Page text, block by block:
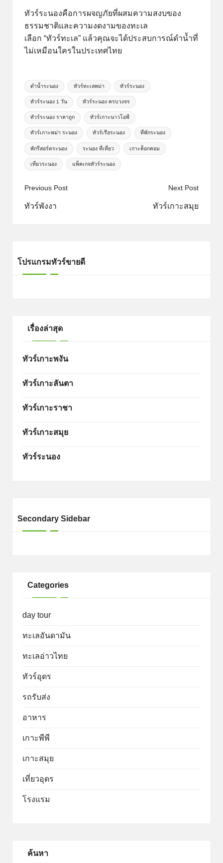
ทัวร์ระนองคือการผจญภัยที่ผสมความสงบของ
ธรรมชาติและความงดงามของทะเล
เลือก “ทัวร์ทะเล” แล้วคุณจะได้ประสบการณ์ดำน้ำที่
ไม่เหมือนใครในประเทศไทย
Tags:
ดำน้ำระนอง ทัวร์ทะเลพม่า ทัวร์ระนอง
ทัวร์ระนอง 1 วัน ทัวร์ระนอง ครบวงจร
ทัวร์ระนอง ราคาถูก ทัวร์เกาะนาวโอพี
ทัวร์เกาะพม่า ระนอง ทัวร์เรือระนอง ที่พักระนอง
พักรีสอร์ตระนอง ระนอง ที่เที่ยว เกาะค็อกคอม
เที่ยวระนอง แพ็คเกจทัวร์ระนอง
Post
navigation
Previous Post
ทัวร์พังงา
Next Post
ทัวร์เกาะสมุย
โปรแกรมทัวร์ขายดี
เรื่องล่าสุด
ทัวร์เกาะพงัน
ทัวร์เกาะลันตา
ทัวร์เกาะราชา
ทัวร์เกาะสมุย
ทัวร์ระนอง
Secondary Sidebar
Categories
day tour
ทะเลอันดามัน
ทะเลอ่าวไทย
ทัวร์อุดร
รถรับส่ง
อาหาร
เกาะพีพี
เกาะสมุย
เที่ยวอุดร
โรงแรม
ค้นหา